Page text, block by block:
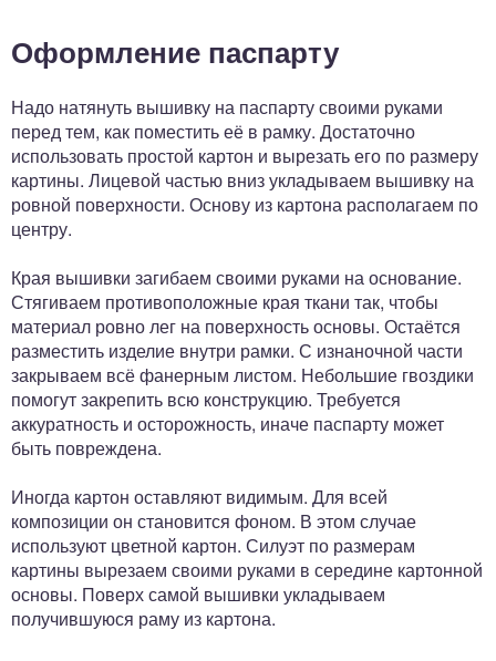
Оформление паспарту
Надо натянуть вышивку на паспарту своими руками
перед тем, как поместить её в рамку. Достаточно
использовать простой картон и вырезать его по размеру
картины. Лицевой частью вниз укладываем вышивку на
ровной поверхности. Основу из картона располагаем по
центру.
Края вышивки загибаем своими руками на основание.
Стягиваем противоположные края ткани так, чтобы
материал ровно лег на поверхность основы. Остаётся
разместить изделие внутри рамки. С изнаночной части
закрываем всё фанерным листом. Небольшие гвоздики
помогут закрепить всю конструкцию. Требуется
аккуратность и осторожность, иначе паспарту может
быть повреждена.
Иногда картон оставляют видимым. Для всей
композиции он становится фоном. В этом случае
используют цветной картон. Силуэт по размерам
картины вырезаем своими руками в середине картонной
основы. Поверх самой вышивки укладываем
получившуюся раму из картона.